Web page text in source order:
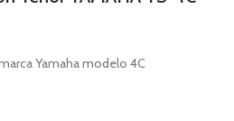
Yamaha modelo 4C